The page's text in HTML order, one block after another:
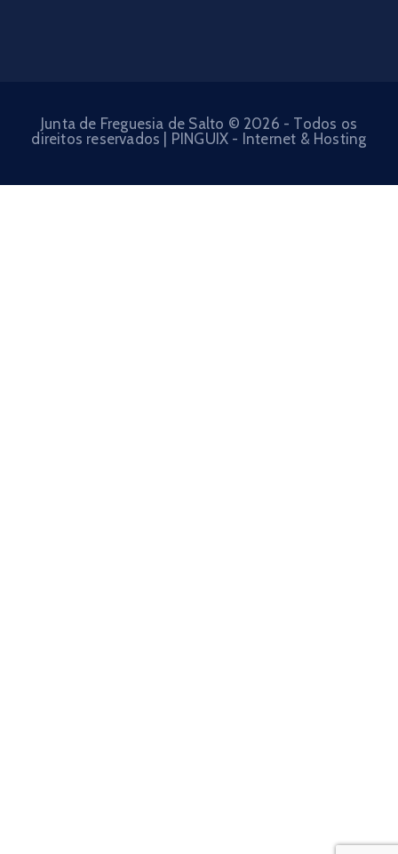
Junta de Freguesia de Salto © 2026 - Todos os
direitos reservados | PINGUIX - Internet & Hosting